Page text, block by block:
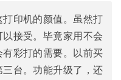
印机的颜值。虽然打
接受。毕竟家用不会
彩打的需要。以前买
台。功能升级了，还